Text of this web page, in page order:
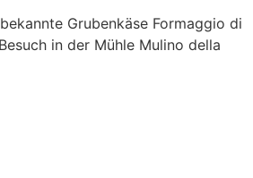
Grubenkäse Formaggio di
in der Mühle Mulino della